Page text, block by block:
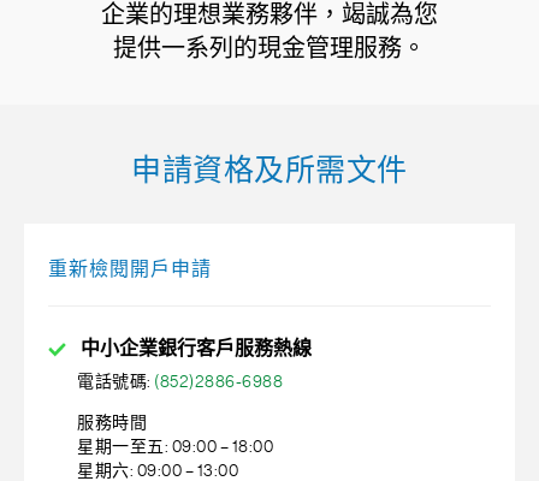
企業的理想業務夥伴，竭誠為您
提供一系列的現金管理服務。
申請資格及所需文件
重新檢閱開戶申請
中小企業銀行客戶服務熱線
電話號碼: (852)2886-6988
服務時間
星期一至五: 09:00 – 18:00
星期六: 09:00 – 13:00